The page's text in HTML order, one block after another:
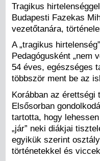
Tragikus
Budapesti Fazekas
vezetőtanára,
A „tragikus
Pedagógusként „nem
54 éves, egészséges
többször ment be az
Korábban az
Elsősorban
tartotta, hogy
„jár” neki diákjai
egyikük szerint
történetekkel és